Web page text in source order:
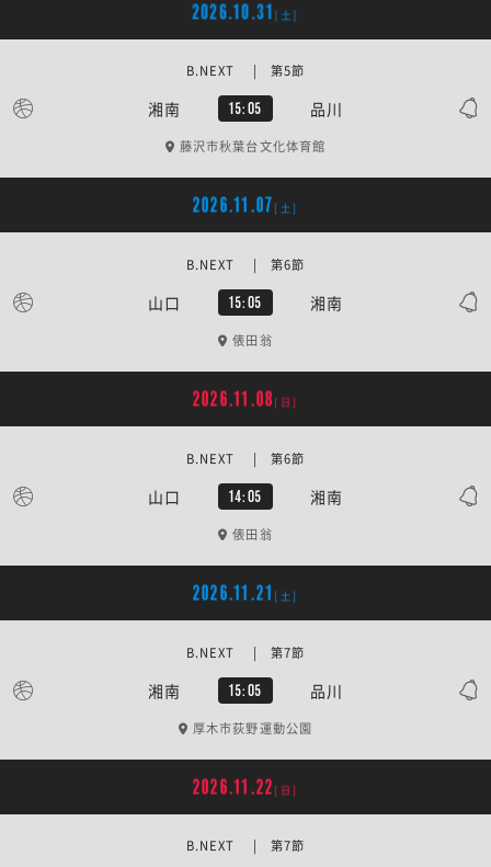
2026.10.31 [土]
湘南 15:05 品川
B.NEXT | 第5節
藤沢市秋葉台文化体育館
2026.11.07 [土]
山口 15:05 湘南
B.NEXT | 第6節
俵田翁
2026.11.08 [日]
山口 14:05 湘南
B.NEXT | 第6節
俵田翁
2026.11.21 [土]
湘南 15:05 品川
B.NEXT | 第7節
厚木市荻野運動公園
2026.11.22 [日]
B.NEXT | 第7節